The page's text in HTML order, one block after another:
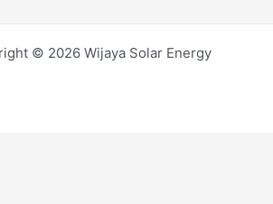
© 2026 Wijaya Solar Energy